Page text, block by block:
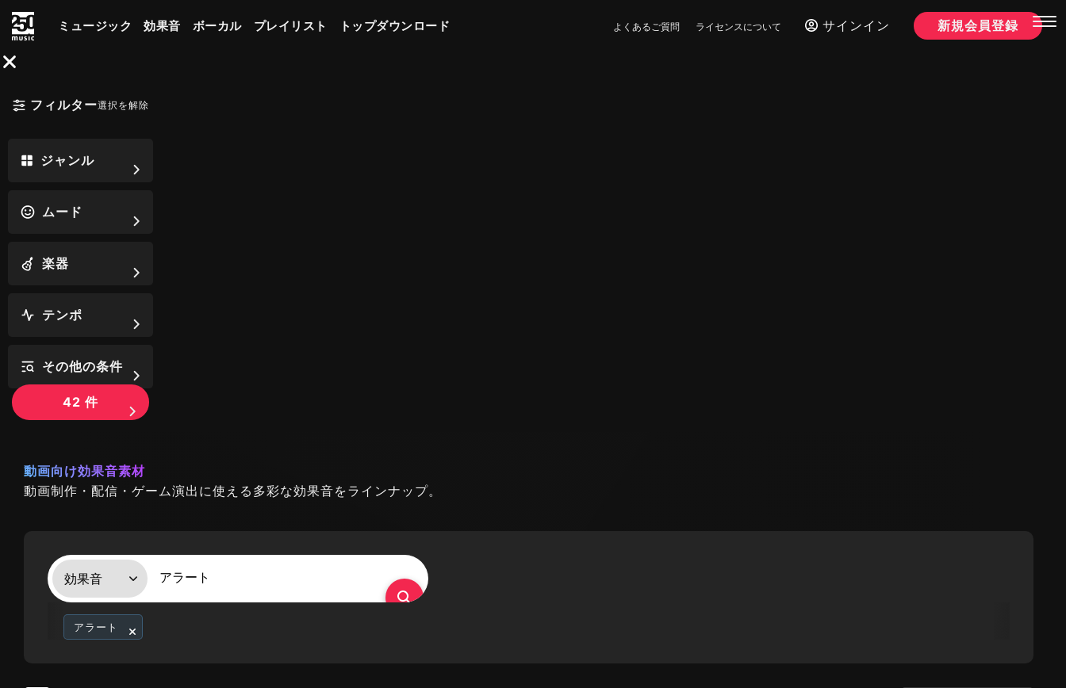
ミュージック 効果音 ボーカル プレイリスト トップダウンロード よくあるご質問 ライセンスについて サインイン 新規会員登録
フィルター選択を解除
ジャンル
ムード
楽器
テンポ
その他の条件
42 件
動画向け効果音素材
動画制作・配信・ゲーム演出に使える多彩な効果音をラインナップ。
アラート